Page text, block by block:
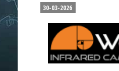
30-03-2026